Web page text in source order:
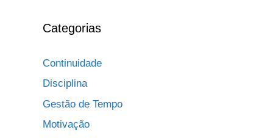
Categorias
Continuidade
Disciplina
Gestão de Tempo
Motivação